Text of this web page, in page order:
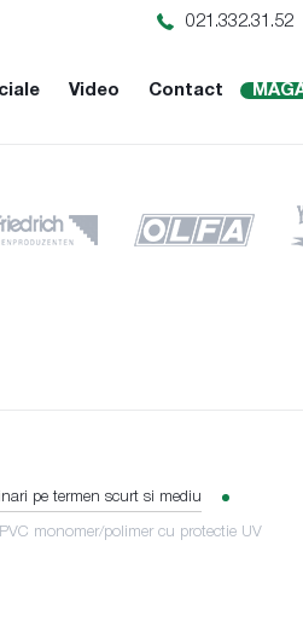
021.332.31.52
Video Contact
pe termen scurt si mediu
monomer/polimer cu protectie UV